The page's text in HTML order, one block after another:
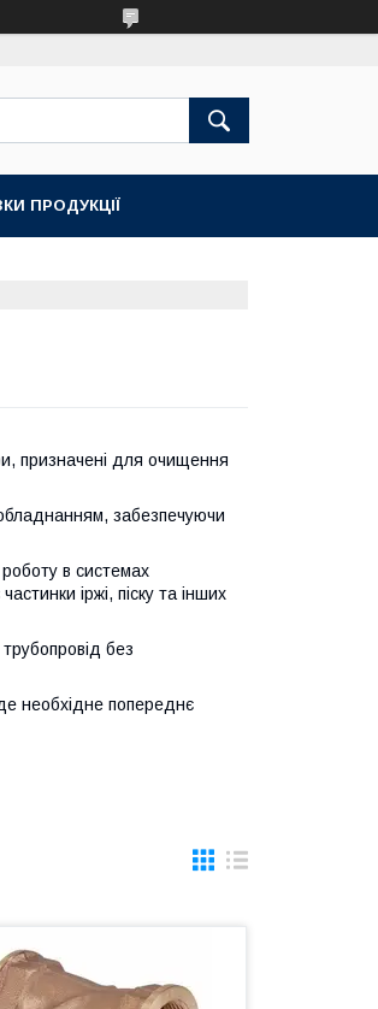
ПРОДУКЦІЇ
призначені для очищення
забезпечуючи
роботу в системах
іржі, піску та інших
без
необхідне попереднє